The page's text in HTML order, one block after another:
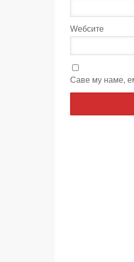
Wебсите
Саве мy наме,